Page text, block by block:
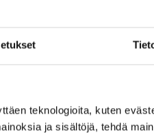
teknologioita, kuten
ja sisältöjä, tehdä
vuosilomia, eri
muodostukseen liittyvät